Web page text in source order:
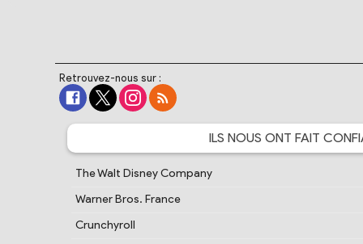
Retrouvez-nous sur :
ILS NOUS ONT FAIT
The Walt Disney Company
Warner Bros. France
Crunchyroll